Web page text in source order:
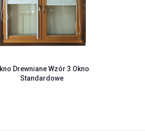
Drewniane Wzór 3 Okno
Standardowe